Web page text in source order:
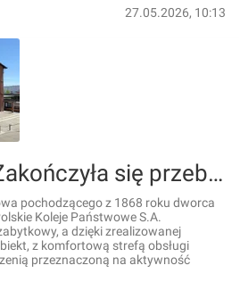
27.05.2026, 10:13
Dolny Śląsk: Zakończyła się przebudowa zabytkowego dworca kolejowego w Oleśnicy [FILM]
pochodzącego z 1868 roku dworca
Koleje Państwowe S.A.
a dzięki zrealizowanej
z komfortową strefą obsługi
przeznaczoną na aktywność